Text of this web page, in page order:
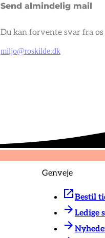
Send almindelig mail
Du kan forvente svar fra
miljo@roskilde.dk
Genveje
Bestil
Ledige